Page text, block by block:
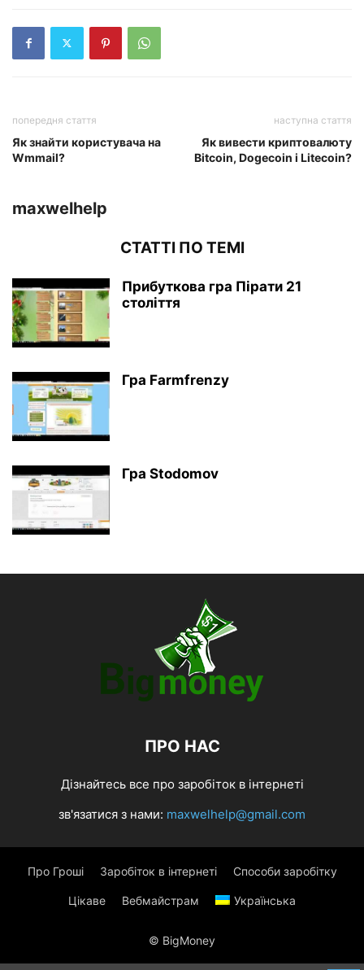
попередня стаття
Як знайти користувача на
Wmmail?
наступна стаття
Як вивести криптовалюту
Bitcoin, Dogecoin і Litecoin?
maxwelhelp
СТАТТІ ПО ТЕМІ
Прибуткова гра Пірати 21
століття
Гра Farmfrenzy
Гра Stodomov
ПРО НАС
Дізнайтесь все про заробіток в інтернеті
зв'язатися з нами: maxwelhelp@gmail.com
Про Гроші Заробіток в інтернеті Способи заробітку
Цікаве Вебмайстрам Українська
© BigMoney